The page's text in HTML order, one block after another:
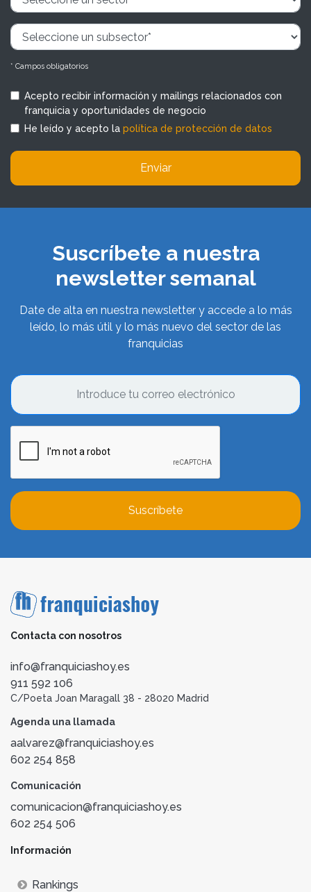
* Campos obligatorios
Acepto recibir información y mailings relacionados con
franquicia y oportunidades de negocio
He leído y acepto la política de protección de datos
Enviar
Suscríbete a nuestra
newsletter semanal
Date de alta en nuestra newsletter y accede a lo más
leído, lo más útil y lo más nuevo del sector de las
franquicias
Suscríbete
Contacta con nosotros
info@franquiciashoy.es
911 592 106
C/Poeta Joan Maragall 38 - 28020 Madrid
Agenda una llamada
aalvarez@franquiciashoy.es
602 254 858
Comunicación
comunicacion@franquiciashoy.es
602 254 506
Información
Rankings